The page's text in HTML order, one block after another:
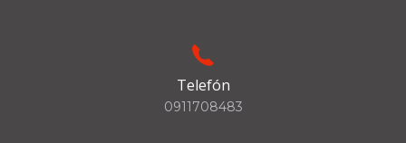
Telefón
0911708483